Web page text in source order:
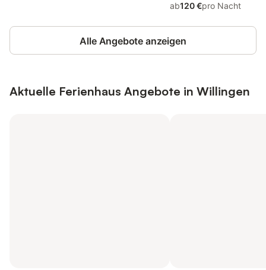
ab120 €pro Nacht
Alle Angebote anzeigen
Aktuelle Ferienhaus Angebote in Willingen